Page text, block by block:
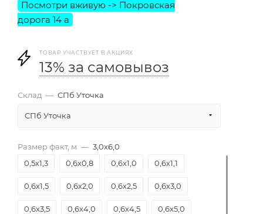
ТОВАР УЧАСТВУЕТ В АКЦИЯХ
13% за самовывоз
Склад — СПб Уточка
СПб Уточка
Размер факт, м — 3,0х6,0
0,5х1,3
0,6х0,8 0,6х1,0 0,6х1,1
0,6х1,5 0,6х2,0 0,6х2,5 0,6х3,0
0,6х3,5 0,6х4,0 0,6х4,5 0,6х5,0